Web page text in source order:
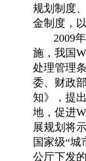
规划制度
金制度，
2009年
施，我国
处理管理
委、财政
知》，提
地，促进
展规划将
国家级“
公厅下发